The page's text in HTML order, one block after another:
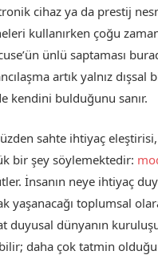
cihaz ya da prestij
kullanırken çoğu
ünlü saptaması
artık yalnız
kendini bulduğunu sanır.
sahte ihtiyaç
bir şey söylemektedir:
İnsanın neye ihtiyaç
yaşanacağı toplumsal
duyusal dünyanın
daha çok tatmin